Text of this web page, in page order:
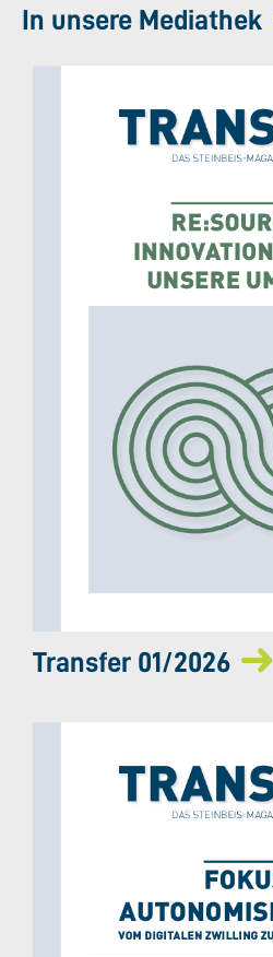
In unsere Mediathek
Transfer 01/2026